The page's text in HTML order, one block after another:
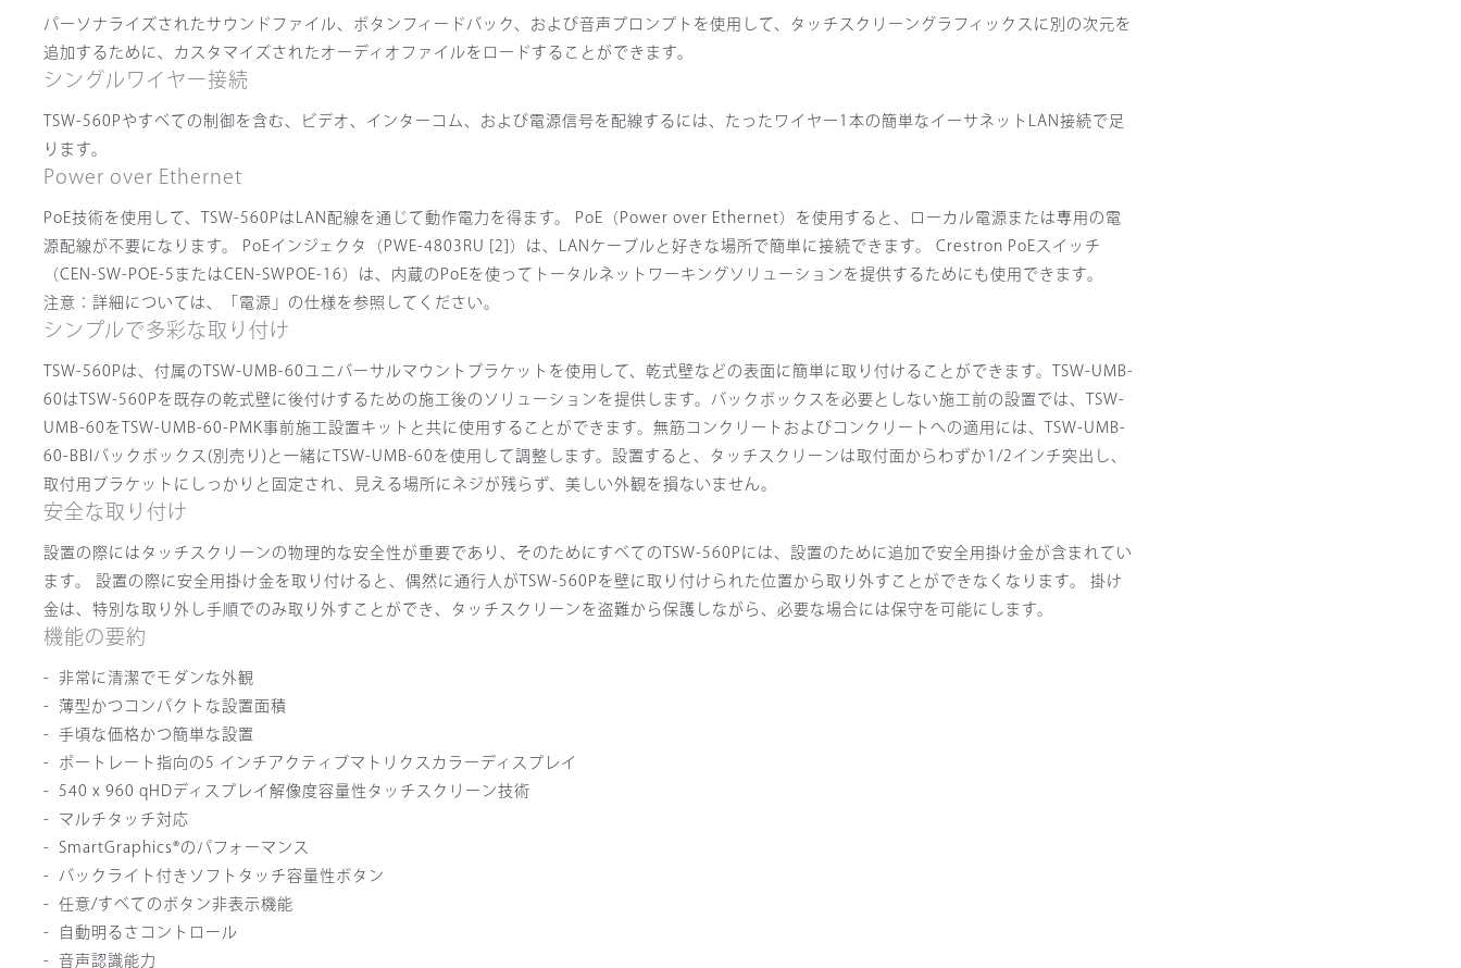
パーソナライズされたサウンドファイル、ボタンフィードバック、および音声プロンプトを使用して、タッチスクリーングラフィックスに別の次元を
追加するために、カスタマイズされたオーディオファイルをロードすることができます。
シングルワイヤー接続
TSW-560Pやすべての制御を含む、ビデオ、インターコム、および電源信号を配線するには、たったワイヤー1本の簡単なイーサネットLAN接続で足
ります。
Power over Ethernet
PoE技術を使用して、TSW-560PはLAN配線を通じて動作電力を得ます。 PoE（Power over Ethernet）を使用すると、ローカル電源または専用の電
源配線が不要になります。 PoEインジェクタ（PWE-4803RU [2]）は、LANケーブルと好きな場所で簡単に接続できます。 Crestron PoEスイッチ
（CEN-SW-POE-5またはCEN-SWPOE-16）は、内蔵のPoEを使ってトータルネットワーキングソリューションを提供するためにも使用できます。
注意：詳細については、「電源」の仕様を参照してください。
シンプルで多彩な取り付け
TSW-560Pは、付属のTSW-UMB-60ユニバーサルマウントブラケットを使用して、乾式壁などの表面に簡単に取り付けることができます。TSW-UMB-
60はTSW-560Pを既存の乾式壁に後付けするための施工後のソリューションを提供します。バックボックスを必要としない施工前の設置では、TSW-
UMB-60をTSW-UMB-60-PMK事前施工設置キットと共に使用することができます。無筋コンクリートおよびコンクリートへの適用には、TSW-UMB-
60-BBIバックボックス(別売り)と一緒にTSW-UMB-60を使用して調整します。設置すると、タッチスクリーンは取付面からわずか1/2インチ突出し、
取付用ブラケットにしっかりと固定され、見える場所にネジが残らず、美しい外観を損ないません。
安全な取り付け
設置の際にはタッチスクリーンの物理的な安全性が重要であり、そのためにすべてのTSW-560Pには、設置のために追加で安全用掛け金が含まれてい
ます。 設置の際に安全用掛け金を取り付けると、偶然に通行人がTSW-560Pを壁に取り付けられた位置から取り外すことができなくなります。 掛け
金は、特別な取り外し手順でのみ取り外すことができ、タッチスクリーンを盗難から保護しながら、必要な場合には保守を可能にします。
機能の要約
非常に清潔でモダンな外観
薄型かつコンパクトな設置面積
手頃な価格かつ簡単な設置
ポートレート指向の5 インチアクティブマトリクスカラーディスプレイ
540 x 960 qHDディスプレイ解像度容量性タッチスクリーン技術
マルチタッチ対応
SmartGraphics®のパフォーマンス
バックライト付きソフトタッチ容量性ボタン
任意/すべてのボタン非表示機能
自動明るさコントロール
音声認識能力